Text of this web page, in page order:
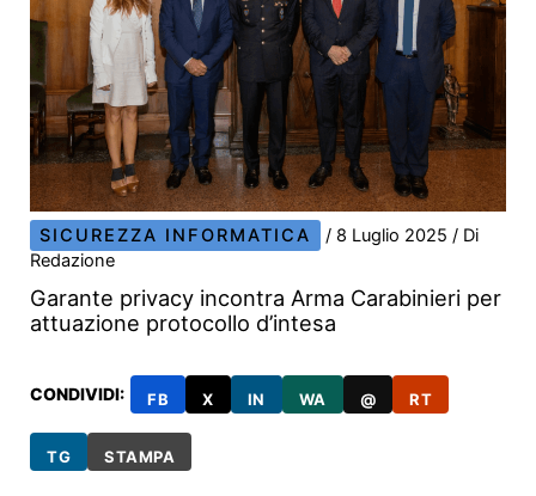
SICUREZZA INFORMATICA / 8 Luglio 2025/ Di
Redazione
Garante privacy incontra Arma Carabinieri per
attuazione protocollo d’intesa
CONDIVIDI: FB X IN WA @ RT
TG STAMPA